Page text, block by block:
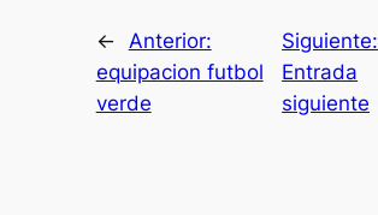
← Anterior:
equipacion futbol
verde
Siguiente:
Entrada
siguiente